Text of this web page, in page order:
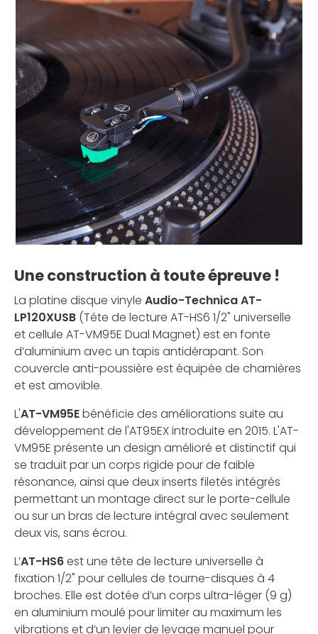
Une construction à toute épreuve !
La platine disque vinyle Audio-Technica AT-
LP120XUSB (Tête de lecture AT-HS6 1/2" universelle
et cellule AT-VM95E Dual Magnet) est en fonte
d’aluminium avec un tapis antidérapant. Son
couvercle anti-poussière est équipée de charnières
et est amovible.
L'AT-VM95Ebénéficie des améliorations suite au
développement de l'AT95EX introduite en 2015. L'AT-
VM95E présente un design amélioré et distinctif qui
se traduit par un corps rigide pour de faible
résonance, ainsi que deux inserts filetés intégrés
permettant un montage direct sur le porte-cellule
ou sur un bras de lecture intégral avec seulement
deux vis, sans écrou.
L’AT-HS6est une tête de lecture universelle à
fixation 1/2" pour cellules de tourne-disques à 4
broches. Elle est dotée d’un corps ultra-léger (9 g)
en aluminium moulé pour limiter au maximum les
vibrations et d’un levier de levage manuel pour